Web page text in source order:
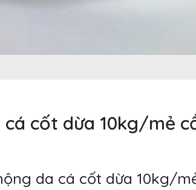
cốt dừa 10kg/mẻ
da cá cốt dừa 10kg/